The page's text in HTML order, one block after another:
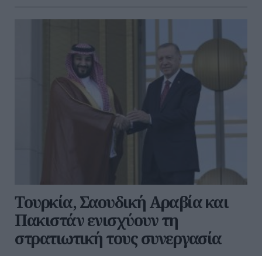
Τουρκία, Σαουδική Αραβία και
Πακιστάν ενισχύουν τη
στρατιωτική τους συνεργασία